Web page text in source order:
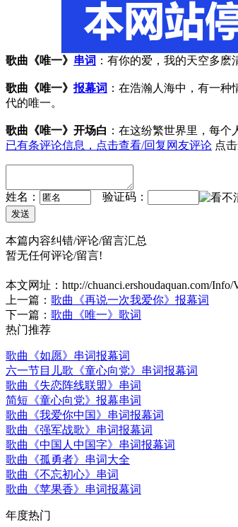
歌曲《唯一》 串词 ：有你的爱，我的天空多
歌曲《唯一》 报幕词 ：在浩瀚人海中，有一
代的唯一。
歌曲《唯一》开场白 ：在这纷繁世界里，每
已有条评论信息，点击查看/回复网友评论 点
姓名： 验证码：
本篇内容纠错/评论/留言汇总
暂无任何评论/留言!
本文网址： http://chuanci.ershoudaquan.com/
上一篇： 歌曲《再说一次我爱你》报幕词
下一篇： 歌曲《唯一》歌词
热门推荐
歌曲《如愿》串词报幕词
六一节目儿歌《童心向党》串词报幕词
歌曲《失恋阵线联盟》串词
简短《童心向党》报幕串词
歌曲《我爱你中国》串词报幕词
歌曲《强军战歌》串词报幕词
歌曲《中国人中国字》串词报幕词
歌曲《孤勇者》串词大全
歌曲《不忘初心》串词
歌曲《苹果香》串词报幕词
年度热门